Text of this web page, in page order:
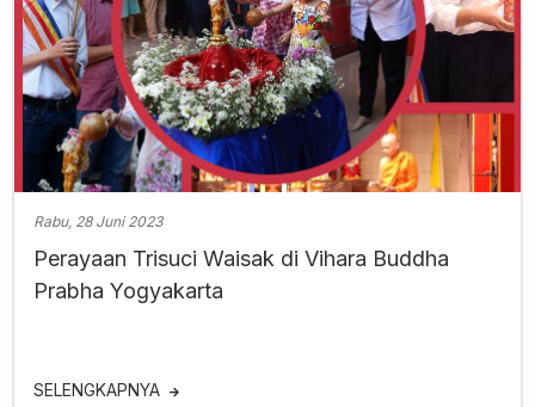
Rabu, 28 Juni 2023
Perayaan Trisuci Waisak di Vihara Buddha
Prabha Yogyakarta
SELENGKAPNYA